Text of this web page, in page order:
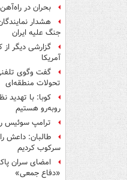
بحران در
هشدار
جنگ علیه ایران
گزارشی دیگر
آمریکا
گفت وگوی
تحولات منطقه‌ای
کوبا: با تهدید
روبه‌رو هستیم
ترامپ سوئیس
طالبان: داعش
سرکوب کردیم
امضای سران
«دفاع جمعی»